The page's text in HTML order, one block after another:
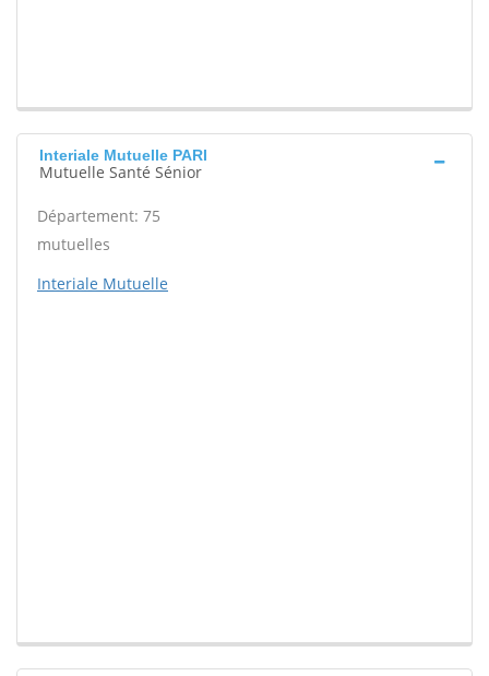
Interiale Mutuelle PARI
Mutuelle Santé Sénior
Département: 75
mutuelles
Interiale Mutuelle